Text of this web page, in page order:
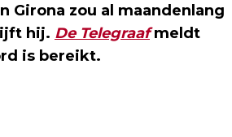
Girona zou al maandenlang
hij. De Telegraafmeldt
is bereikt.